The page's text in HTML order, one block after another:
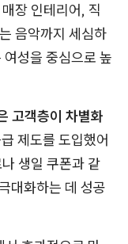
장 인테리어, 직
음악까지 세심하
성을 중심으로 높
고객층이 차별화
제도를 도입했어
생일 쿠폰과 같
대화하는 데 성공